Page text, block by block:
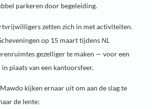
parkeren door begeleiding.
zetten zich in met activiteiten.
op 15 maart tijdensNL
gezelliger te maken — voor een
plaats van een kantoorsfeer.
kijken ernaar uit om aan de slag te
de lente: